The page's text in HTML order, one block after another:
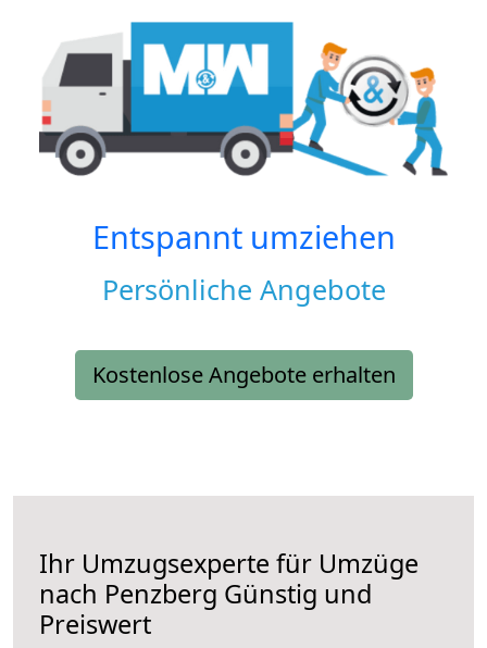
Entspannt umziehen
Persönliche Angebote
Kostenlose Angebote erhalten
Ihr Umzugsexperte für Umzüge
nach Penzberg Günstig und
Preiswert